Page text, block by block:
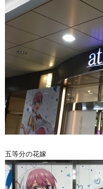
五等分の花嫁